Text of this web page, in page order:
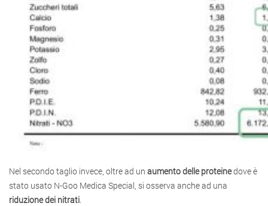
Nel secondo taglio invece, oltre ad un aumento delle proteinedove è
stato usato N-Goo Medica Special, si osserva anche ad una
riduzione dei nitrati.